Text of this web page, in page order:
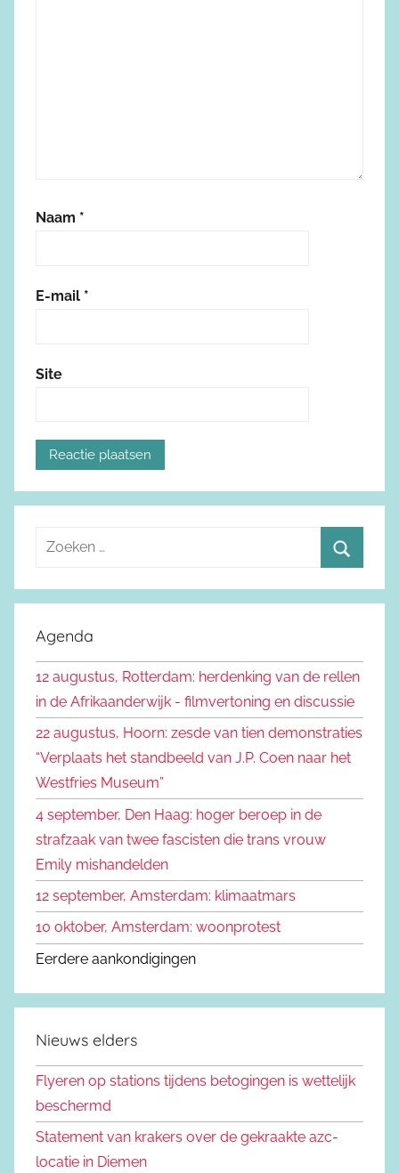
Naam *
E-mail *
Site
e
e
n
a
:
o
e
n
Agenda
12 augustus, Rotterdam: herdenking van de rellen
in de Afrikaanderwijk - filmvertoning en discussie
22 augustus, Hoorn: zesde van tien demonstraties
“Verplaats het standbeeld van J.P. Coen naar het
Westfries Museum”
4 september, Den Haag: hoger beroep in de
strafzaak van twee fascisten die trans vrouw
Emily mishandelden
12 september, Amsterdam: klimaatmars
10 oktober, Amsterdam: woonprotest
Eerdere aankondigingen
Nieuws elders
Flyeren op stations tijdens betogingen is wettelijk
beschermd
Statement van krakers over de gekraakte azc-
locatie in Diemen